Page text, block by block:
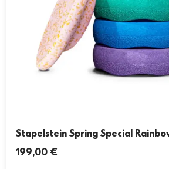
Stapelstein Spring Special
199,00 €